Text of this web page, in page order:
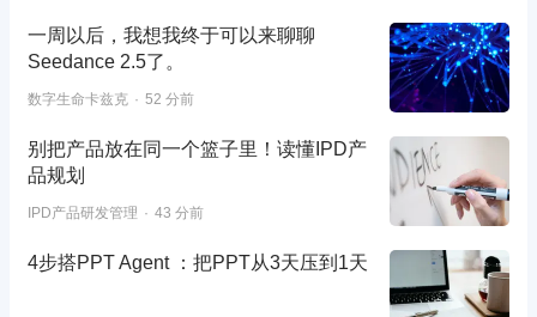
一周以后，我想我终于可以来聊聊
Seedance 2.5了。
数字生命卡兹克 52 分前
别把产品放在同一个篮子里！读懂IPD产
品规划
IPD产品研发管理 43 分前
4步搭PPT Agent ：把PPT从3天压到1天